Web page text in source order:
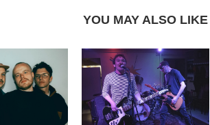
YOU MAY ALSO LIKE